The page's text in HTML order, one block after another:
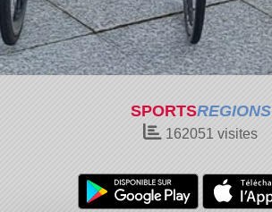
SPORTSREGIONS
162051 visites